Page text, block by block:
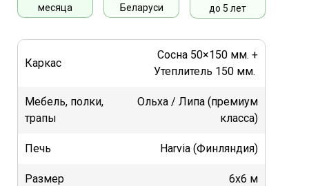
месяца
Беларуси
до 5 лет
Каркас
Сосна 50×150 мм. +
Утеплитель 150 мм.
Мебель, полки,
трапы
Ольха / Липа (премиум
класса)
Печь Harvia (Финляндия)
Размер 6х6 м